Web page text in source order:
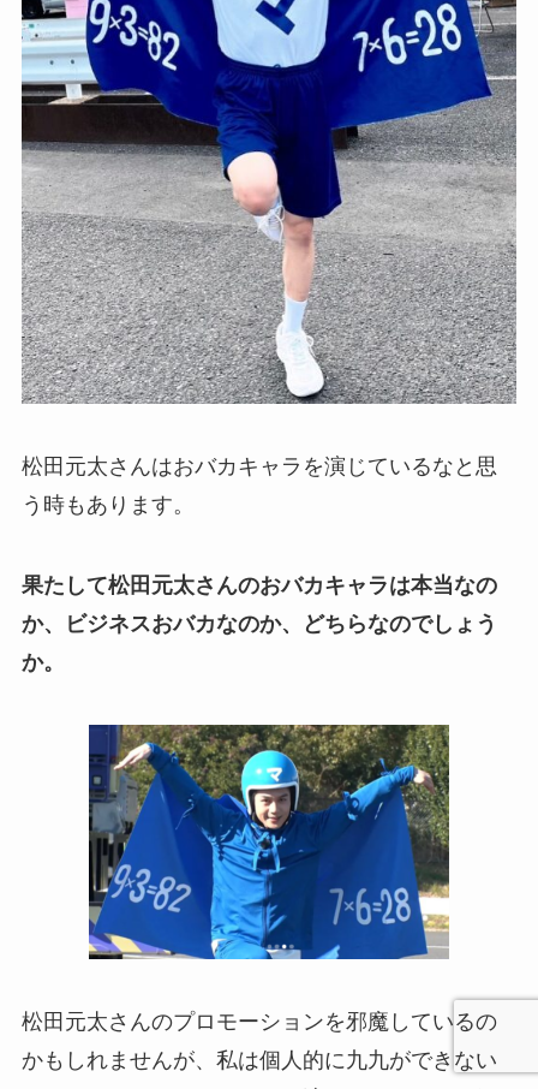
松田元太さんはおバカキャラを演じているなと思
う時もあります。
果たして松田元太さんのおバカキャラは本当なの
か、ビジネスおバカなのか、どちらなのでしょう
か。
松田元太さんのプロモーションを邪魔しているの
かもしれませんが、私は個人的に九九ができない